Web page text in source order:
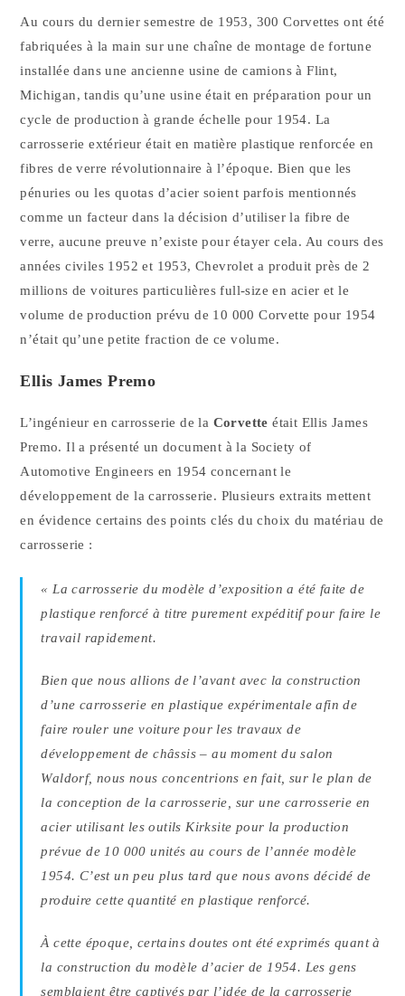
Au cours du dernier semestre de 1953, 300 Corvettes ont été
fabriquées à la main sur une chaîne de montage de fortune
installée dans une ancienne usine de camions à Flint,
Michigan, tandis qu’une usine était en préparation pour un
cycle de production à grande échelle pour 1954. La
carrosserie extérieur était en matière plastique renforcée en
fibres de verre révolutionnaire à l’époque. Bien que les
pénuries ou les quotas d’acier soient parfois mentionnés
comme un facteur dans la décision d’utiliser la fibre de
verre, aucune preuve n’existe pour étayer cela. Au cours des
années civiles 1952 et 1953, Chevrolet a produit près de 2
millions de voitures particulières full-size en acier et le
volume de production prévu de 10 000 Corvette pour 1954
n’était qu’une petite fraction de ce volume.
Ellis James Premo
L’ingénieur en carrosserie de la Corvette était Ellis James
Premo. Il a présenté un document à la Society of
Automotive Engineers en 1954 concernant le
développement de la carrosserie. Plusieurs extraits mettent
en évidence certains des points clés du choix du matériau de
carrosserie :
« La carrosserie du modèle d’exposition a été faite de
plastique renforcé à titre purement expéditif pour faire le
travail rapidement.
Bien que nous allions de l’avant avec la construction
d’une carrosserie en plastique expérimentale afin de
faire rouler une voiture pour les travaux de
développement de châssis – au moment du salon
Waldorf, nous nous concentrions en fait, sur le plan de
la conception de la carrosserie, sur une carrosserie en
acier utilisant les outils Kirksite pour la production
prévue de 10 000 unités au cours de l’année modèle
1954. C’est un peu plus tard que nous avons décidé de
produire cette quantité en plastique renforcé.
À cette époque, certains doutes ont été exprimés quant à
la construction du modèle d’acier de 1954. Les gens
semblaient être captivés par l’idée de la carrosserie